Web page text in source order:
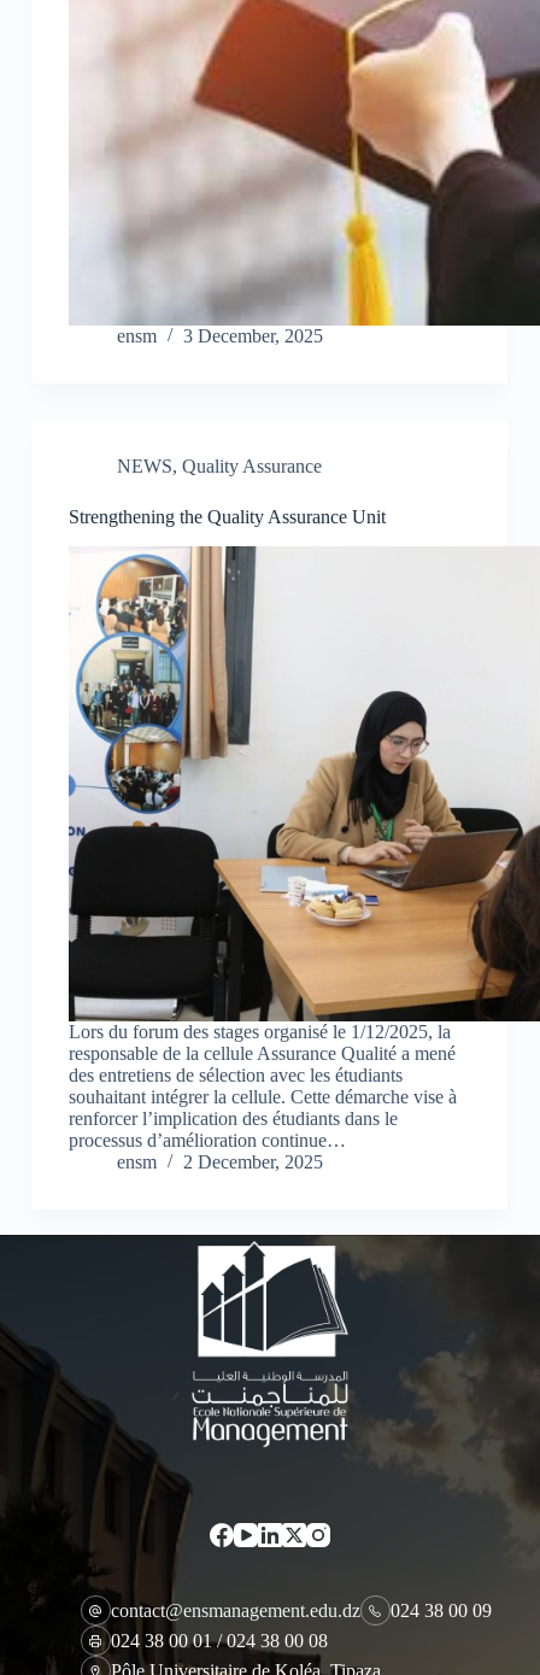
ensm 3 December, 2025
NEWS, Quality Assurance
Strengthening the Quality Assurance Unit
Lors du forum des stages organisé le 1/12/2025, la
responsable de la cellule Assurance Qualité a mené
des entretiens de sélection avec les étudiants
souhaitant intégrer la cellule. Cette démarche vise à
renforcer l’implication des étudiants dans le
processus d’amélioration continue…
ensm
2 December, 2025
contact@ensmanagement.edu.dz
024 38 00 09
024 38 00 01 / 024 38 00 08
Pôle Universitaire de Koléa, Tipaza